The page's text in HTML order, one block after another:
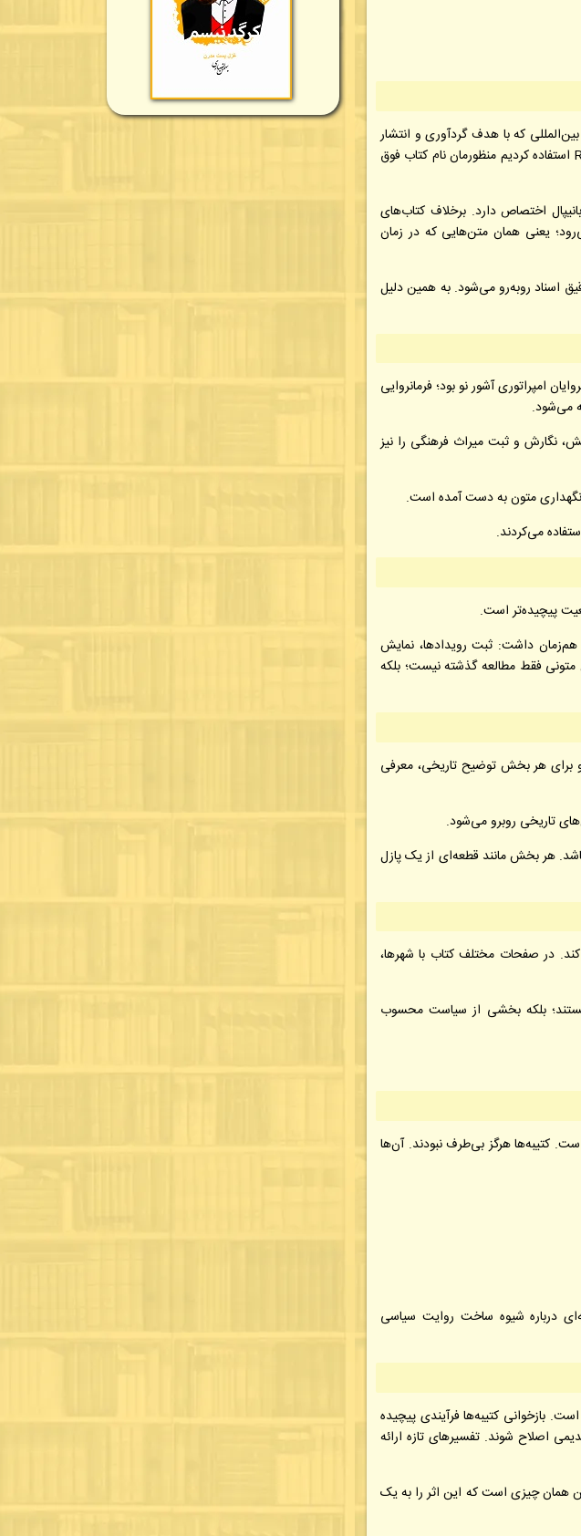
که با هدف گردآوری و انتشار
نسخه‌های پژوهشی کتیبه‌های پادشاهان آشوری شکل گرفته است. بنابراین در این معرفی، هرجا از RINAP استفاده کردیم منظورمان نام کتاب فوق
اختصاص دارد. برخلاف کتاب‌های
یعنی همان متن‌هایی که در زمان
اسناد روبه‌رو می‌شود. به همین دلیل
امپراتوری آشور نو بود؛ فرمانروایی
می‌شود.
نگارش و ثبت میراث فرهنگی را نیز
متون به دست آمده است.
می‌کردند.
پیچیده‌تر است.
هم‌زمان داشت: ثبت رویدادها، نمایش
فقط مطالعه گذشته نیست؛ بلکه
برای هر بخش توضیح تاریخی، معرفی
تاریخی روبرو می‌شود.
هر بخش مانند قطعه‌ای از یک پازل
در صفحات مختلف کتاب با شهرها،
بلکه بخشی از سیاست محسوب
کتیبه‌ها هرگز بی‌طرف نبودند. آن‌ها
درباره شیوه ساخت روایت سیاسی
بازخوانی کتیبه‌ها فرآیندی پیچیده
اصلاح شوند. تفسیرهای تازه ارائه
همان چیزی است که این اثر را به یک